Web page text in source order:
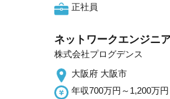
正社員
ネットワークエンジニ
株式会社プログデンス
大阪府 大阪市
年収700万円～1,200万円